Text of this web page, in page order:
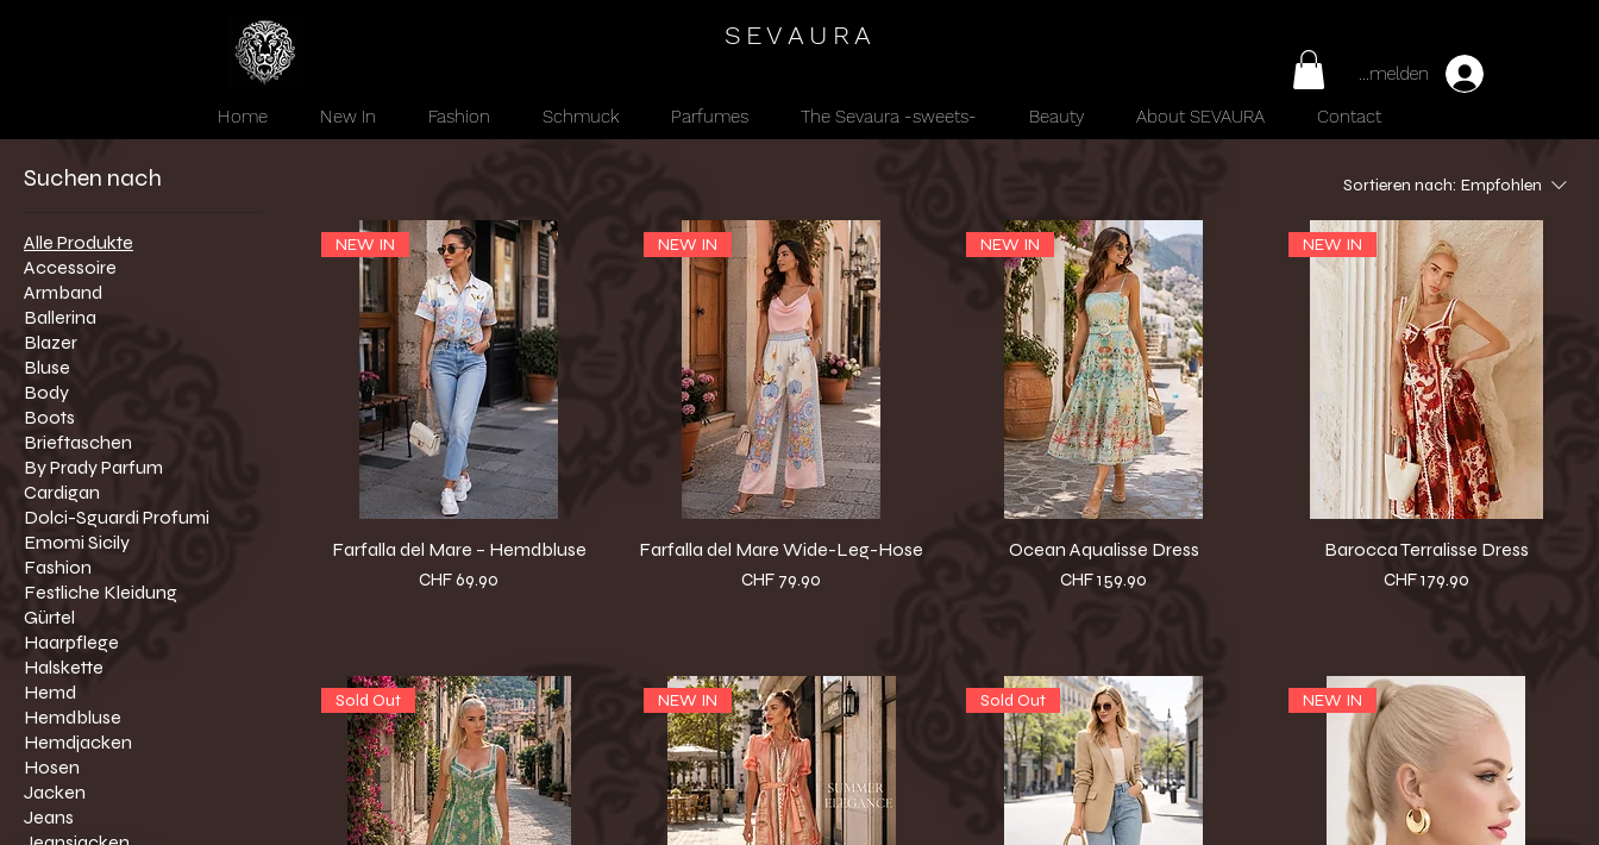
SEVAURA
Anmelden
Home New In Fashion Schmuck Parfumes The Sevaura -sweets- Beauty About SEVAURA Contact
Suchen nach
Alle Produkte
Accessoire
Armband
Ballerina
Blazer
Bluse
Body
Boots
Brieftaschen
By Prady Parfum
Cardigan
Dolci-Sguardi Profumi
Emomi Sicily
Fashion
Festliche Kleidung
Gürtel
Haarpflege
Halskette
Hemd
Hemdbluse
Hemdjacken
Hosen
Jacken
Jeans
Sortieren nach: Empfohlen
NEW IN
Farfalla del Mare – Hemdbluse
Preis
CHF 69.90
NEW IN
Farfalla del Mare Wide-Leg-Hose
Preis
CHF 79.90
NEW IN
Ocean Aqualisse Dress
Preis
CHF 159.90
NEW IN
Barocca Terralisse Dress
Preis
CHF 179.90
Sold Out NEW IN Sold Out NEW IN